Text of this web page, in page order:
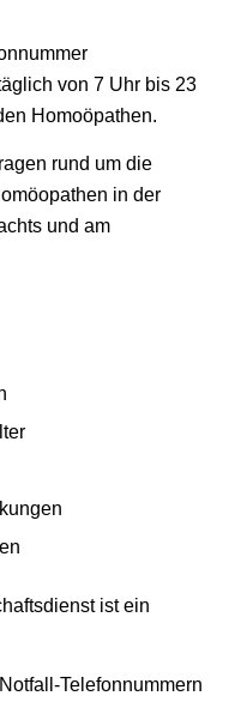
von 7 Uhr bis 23
Homoöpathen.
rund um die
in der
und am
ist ein
Telefonnummern